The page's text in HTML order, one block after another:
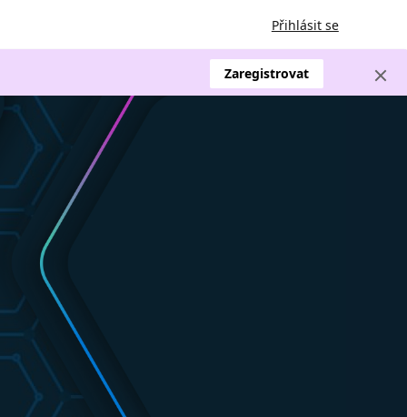
Přihlásit se
Zaregistrovat